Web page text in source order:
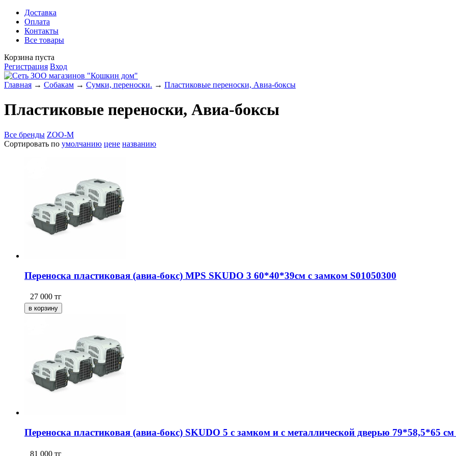
Доставка
Оплата
Контакты
Все товары
Корзина пуста
Регистрация Вход
Главная → Собакам → Сумки, переноски. → Пластиковые переноски, Авиа-боксы
Пластиковые переноски, Авиа-боксы
Все бренды ZOO-M
Сортировать по умолчанию цене названию
Переноска пластиковая (авиа-бокс) MPS SKUDO 3 60*40*39см c замком S01050300
27 000 тг
Переноска пластиковая (авиа-бокс) SKUDO 5 c замком и с металлической дверью 79*58,5*65 см
81 000 тг